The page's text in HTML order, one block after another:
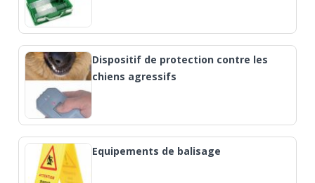
Dispositif de protection contre les
chiens agressifs
Equipements de balisage